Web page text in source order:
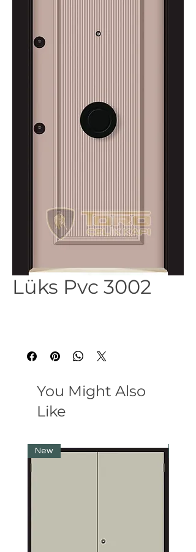
Lüks Pvc 3002
You Might Also
Like
New